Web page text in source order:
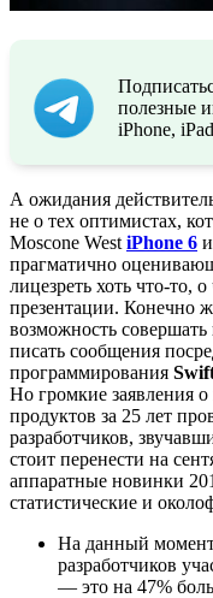
полезные
iPhone,
А ожидания
не о тех оптимистах,
Moscone West iPhone 6
прагматично
лицезреть хоть что-то,
презентации. Конечно
возможность
писать сообщения
программирования
Но громкие заявления
продуктов за 25 лет
разработчиков,
стоит перенести на
аппаратные новинки
статистические и
На данный
разработчиков
— это на 47%